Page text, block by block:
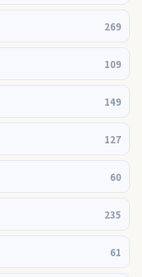
269
109
149
127
60
235
61